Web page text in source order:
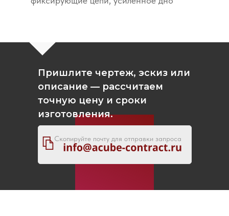
Скопируйте почту для отправки запроса
Пришлите чертеж, эскиз или
описание — рассчитаем
точную цену и сроки
изготовления.